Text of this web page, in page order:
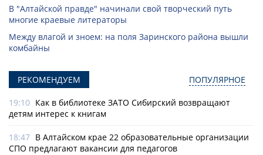
В "Алтайской правде" начинали свой творческий путь
многие краевые литераторы
Между влагой и зноем: на поля Заринского района вышли
комбайны
РЕКОМЕНДУЕМ ПОПУЛЯРНОЕ
19:10 Как в библиотеке ЗАТО Сибирский возвращают
детям интерес к книгам
18:47 В Алтайском крае 22 образовательные организации
СПО предлагают вакансии для педагогов